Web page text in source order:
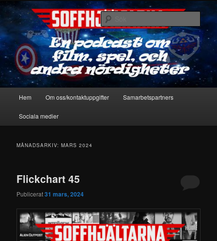
Hoppa
primärt
innehåll
Hoppa
sekundärt
innehållSoffhjältarna
En podcast om film, spel & andra nördigheter
Sök
Hem Om oss/kontaktuppgifter Samarbetspartners
Sociala medier
MÅNADSARKIV:MARS 2024
Flickchart 45
Publicerat31 mars, 2024